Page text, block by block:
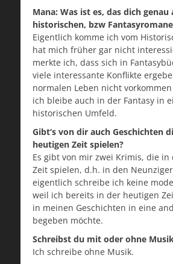
Mana: Was ist es, das dich genau
historischen, bzw
Eigentlich komme ich vom
hat mich früher gar nicht
merkte ich, dass sich in
viele interessante Konflikte
normalen Leben nicht
ich bleibe auch in der Fantasy in
historischen Umfeld.
Gibt‘s von dir auch Geschichten
heutigen Zeit spielen?
Es gibt von mir zwei Krimis, die
Zeit spielen, d.h. in den
eigentlich schreibe ich keine
weil ich bereits in der heutigen
in meinen Geschichten in eine
begeben möchte.
Schreibst du mit oder ohne
Ich schreibe ohne Musik.